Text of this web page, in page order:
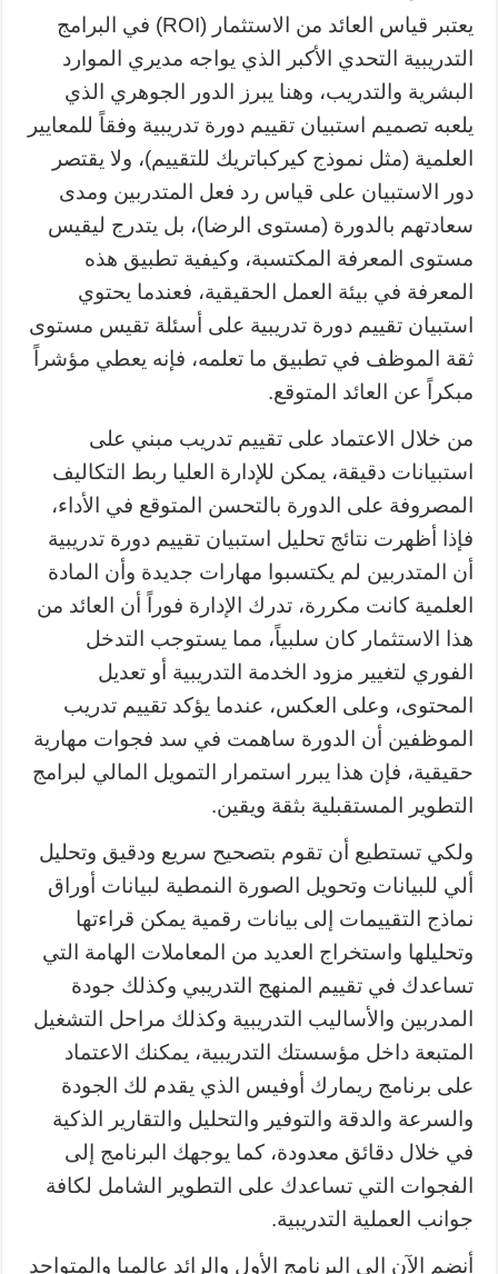
يعتبر قياس العائد من الاستثمار (ROI) في البرامج
التدريبية التحدي الأكبر الذي يواجه مديري الموارد
البشرية والتدريب، وهنا يبرز الدور الجوهري الذي
يلعبه تصميم استبيان تقييم دورة تدريبية وفقاً للمعايير
العلمية (مثل نموذج كيركباتريك للتقييم)، ولا يقتصر
دور الاستبيان على قياس رد فعل المتدربين ومدى
سعادتهم بالدورة (مستوى الرضا)، بل يتدرج ليقيس
مستوى المعرفة المكتسبة، وكيفية تطبيق هذه
المعرفة في بيئة العمل الحقيقية، فعندما يحتوي
استبيان تقييم دورة تدريبية على أسئلة تقيس مستوى
ثقة الموظف في تطبيق ما تعلمه، فإنه يعطي مؤشراً
مبكراً عن العائد المتوقع.
من خلال الاعتماد على تقييم تدريب مبني على
استبيانات دقيقة، يمكن للإدارة العليا ربط التكاليف
المصروفة على الدورة بالتحسن المتوقع في الأداء،
فإذا أظهرت نتائج تحليل استبيان تقييم دورة تدريبية
أن المتدربين لم يكتسبوا مهارات جديدة وأن المادة
العلمية كانت مكررة، تدرك الإدارة فوراً أن العائد من
هذا الاستثمار كان سلبياً، مما يستوجب التدخل
الفوري لتغيير مزود الخدمة التدريبية أو تعديل
المحتوى، وعلى العكس، عندما يؤكد تقييم تدريب
الموظفين أن الدورة ساهمت في سد فجوات مهارية
حقيقية، فإن هذا يبرر استمرار التمويل المالي لبرامج
التطوير المستقبلية بثقة ويقين.
ولكي تستطيع أن تقوم بتصحيح سريع ودقيق وتحليل
ألي للبيانات وتحويل الصورة النمطية لبيانات أوراق
نماذج التقييمات إلى بيانات رقمية يمكن قراءتها
وتحليلها واستخراج العديد من المعاملات الهامة التي
تساعدك في تقييم المنهج التدريبي وكذلك جودة
المدربين والأساليب التدريبية وكذلك مراحل التشغيل
المتبعة داخل مؤسستك التدريبية، يمكنك الاعتماد
على برنامج ريمارك أوفيس الذي يقدم لك الجودة
والسرعة والدقة والتوفير والتحليل والتقارير الذكية
في خلال دقائق معدودة، كما يوجهك البرنامج إلى
الفجوات التي تساعدك على التطوير الشامل لكافة
جوانب العملية التدريبية.
أنضم الآن إلى البرنامج الأول والرائد عالميا والمتواجد